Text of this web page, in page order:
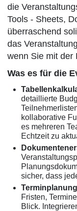
die
Tools - Sheets,
überraschend
das
wenn Sie mit der
Was es für die
detaillierte
kollaborative
es mehreren
Echtzeit zu
sicher, dass
Fristen,
Blick.